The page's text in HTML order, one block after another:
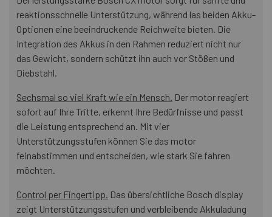
reaktionsschnelle Unterstützung, während las beiden Akku-
Optionen eine beeindruckende Reichweite bieten. Die
Integration des Akkus in den Rahmen reduziert nicht nur
das Gewicht, sondern schützt ihn auch vor Stößen und
Diebstahl.
Sechsmal so viel Kraft wie ein Mensch. Der motor reagiert
sofort auf Ihre Tritte, erkennt Ihre Bedürfnisse und passt
die Leistung entsprechend an. Mit vier
Unterstützungsstufen können Sie das motor
feinabstimmen und entscheiden, wie stark Sie fahren
möchten.
Control per Fingertipp. Das übersichtliche Bosch display
zeigt Unterstützungsstufen und verbleibende Akkuladung